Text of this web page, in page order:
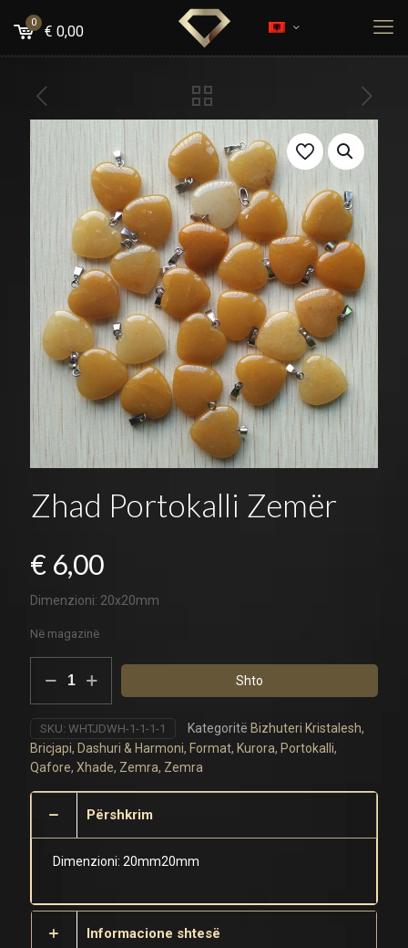
0
€ 0,00
Zhad Portokalli Zemër
€ 6,00
Dimenzioni: 20x20mm
Në magazinë
Portokalli
Zemër
sasia
Shto
SKU: WHTJDWH-1-1-1-1 Kategoritë Bizhuteri Kristalesh,
Bricjapi, Dashuri & Harmoni, Format, Kurora, Portokalli,
Qafore, Xhade, Zemra, Zemra
Përshkrim
Dimenzioni: 20mm20mm
Informacione shtesë